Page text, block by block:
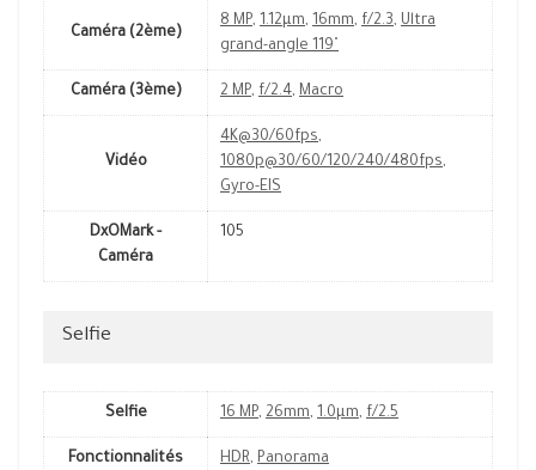
Caméra (2ème)
8 MP, 1.12µm, 16mm, f/2.3, Ultra
grand-angle 119˚
Caméra (3ème) 2 MP, f/2.4, Macro
Vidéo
4K@30/60fps,
1080p@30/60/120/240/480fps,
Gyro-EIS
DxOMark -
Caméra
105
Selfie
Selfie 16 MP, 26mm, 1.0µm, f/2.5
Fonctionnalités
HDR, Panorama